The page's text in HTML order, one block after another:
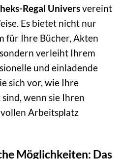
Regal Universvereint
Es bietet nicht nur
für Ihre Bücher, Akten
verleiht Ihrem
und einladende
sich vor, wie Ihre
wenn sie Ihren
Arbeitsplatz
Möglichkeiten: Das